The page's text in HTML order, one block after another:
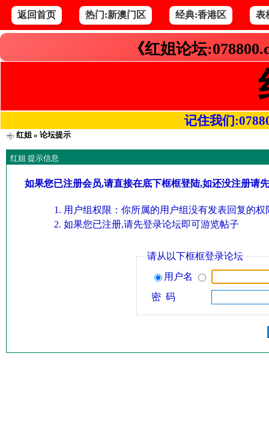
返回首页 热门:新澳门区 经典:香港区 表
《红姐论坛
记住我们
红姐» 论坛提示
红姐 提示信息
如果您已注册会员,请直接在底下框框登陆,如还没注册请
用户组权限：你所属的用户组没有发表回复的权
如果您已注册,请先登录论坛即可游览帖子
请从以下框框登录论坛
用户名
密 码